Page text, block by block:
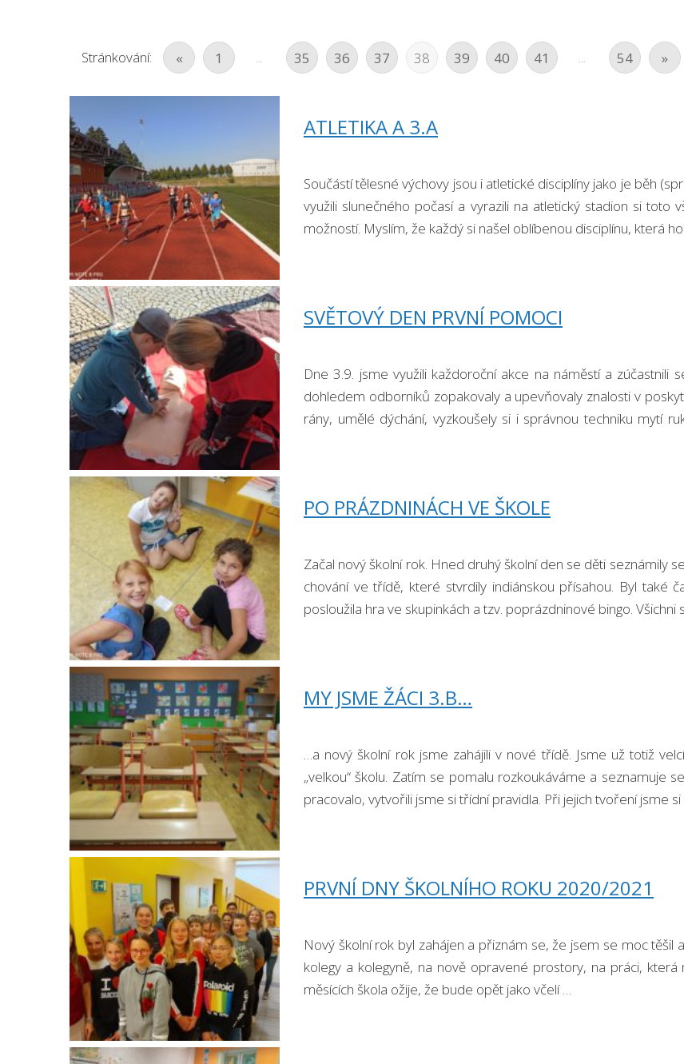
Stránkování: « 1 ... 35 36 37 38 39 40 41 ... 54 »
ATLETIKA A 3.A
Součástí tělesné výchovy jsou i atletické disciplíny jako je běh
využili slunečného počasí a vyrazili na atletický stadion si toto
možností. Myslím, že každý si našel oblíbenou disciplínu, která
SVĚTOVÝ DEN PRVNÍ POMOCI
Dne 3.9. jsme využili každoroční akce na náměstí a
dohledem odborníků zopakovaly a upevňovaly znalosti v
rány, umělé dýchání, vyzkoušely si i správnou techniku mytí
PO PRÁZDNINÁCH VE ŠKOLE
Začal nový školní rok. Hned druhý školní den se děti seznámily
chování ve třídě, které stvrdily indiánskou přísahou. Byl také
posloužila hra ve skupinkách a tzv. poprázdninové bingo. Všichni
MY JSME ŽÁCI 3.B…
…a nový školní rok jsme zahájili v nové třídě. Jsme už totiž
„velkou“ školu. Zatím se pomalu rozkoukáváme a
pracovalo, vytvořili jsme si třídní pravidla. Při jejich tvoření jsme
PRVNÍ DNY ŠKOLNÍHO ROKU 2020/2021
Nový školní rok byl zahájen a přiznám se, že jsem se moc těšil
kolegy a kolegyně, na nově opravené prostory, na práci,
měsících škola ožije, že bude opět jako včelí …